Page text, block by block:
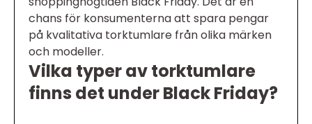
chans för konsumenterna att spara pengar
på kvalitativa torktumlare från olika märken
och modeller.
Vilka typer av torktumlare
finns det under Black Friday?